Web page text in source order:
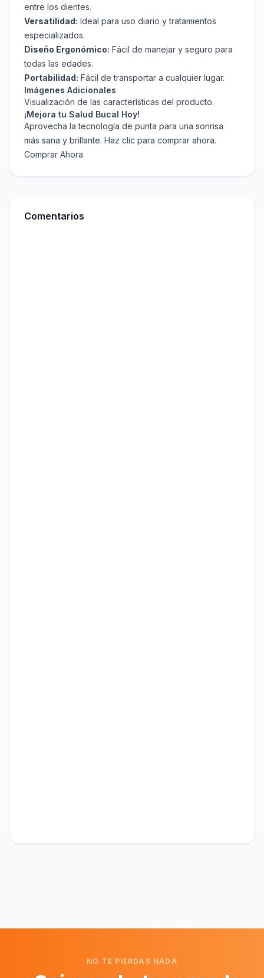
entre los dientes.
Versatilidad: Ideal para uso diario y tratamientos
especializados.
Diseño Ergonómico: Fácil de manejar y seguro para
todas las edades.
Portabilidad: Fácil de transportar a cualquier lugar.
Imágenes Adicionales
Visualización de las características del producto.
¡Mejora tu Salud Bucal Hoy!
Aprovecha la tecnología de punta para una sonrisa
más sana y brillante. Haz clic para comprar ahora.
Comprar Ahora
Comentarios
NO TE PIERDAS NADA